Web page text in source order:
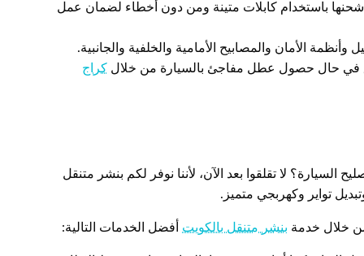
باستخدام كابلات متينة ومن دون أخطاء لضمان عمل
الأمان والمصابيح الأمامية والخلفية والجانبية.
في حال حصول عطل مفاجئ بالسيارة من خلال كراج
لا تقلقوا بعد الآن، لأننا نوفر لكم بنشر متنقل
خلال خدمة بنشر متنقل بالكويت أفضل الخدمات التالية: